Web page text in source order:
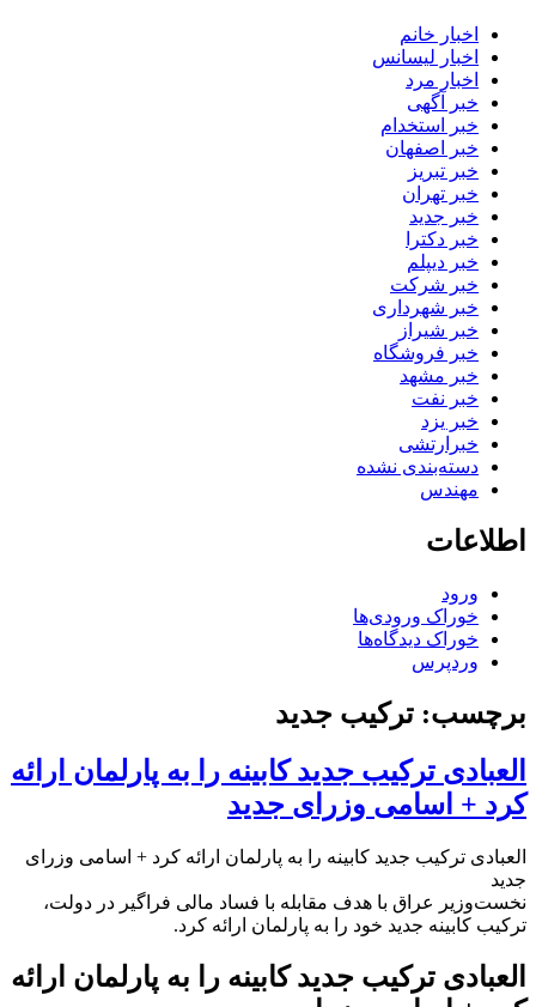
اخبار خانم
اخبار لیسانس
اخبار مرد
خبر آگهی
خبر استخدام
خبر اصفهان
خبر تبریز
خبر تهران
خبر جدید
خبر دکترا
خبر دیپلم
خبر شرکت
خبر شهرداری
خبر شیراز
خبر فروشگاه
خبر مشهد
خبر نفت
خبر یزد
خبرارتشی
دسته‌بندی نشده
مهندس
اطلاعات
ورود
خوراک ورودی‌ها
خوراک دیدگاه‌ها
وردپرس
برچسب: ترکیب جدید
العبادی ترکیب جدید کابینه را به پارلمان ارائه
کرد + اسامی وزرای جدید
العبادی ترکیب جدید کابینه را به پارلمان ارائه کرد + اسامی وزرای
جدید
نخست‌وزیر عراق با هدف مقابله با فساد مالی فراگیر در دولت،
ترکیب کابینه جدید خود را به پارلمان ارائه کرد.
العبادی ترکیب جدید کابینه را به پارلمان ارائه